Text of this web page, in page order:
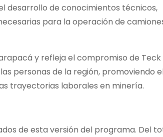
desarrollo de conocimientos técnicos,
para la operación de
y refleja el compromiso de Teck
personas de la región, promoviendo
trayectorias laborales en minería.
de esta versión del programa. Del